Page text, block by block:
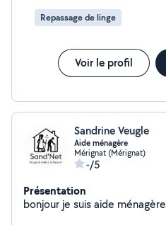
Repassage de linge
Voir le profil
Sandrine Veugle
Aide ménagère
Mérignat (Mérignat)
-/5
Présentation
bonjour je suis aide ménagère